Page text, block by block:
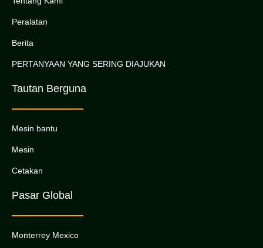
Peralatan
Berita
PERTANYAAN YANG SERING DIAJUKAN
Tautan Berguna
Mesin bantu
Mesin
Cetakan
Pasar Global
Monterrey Mexico